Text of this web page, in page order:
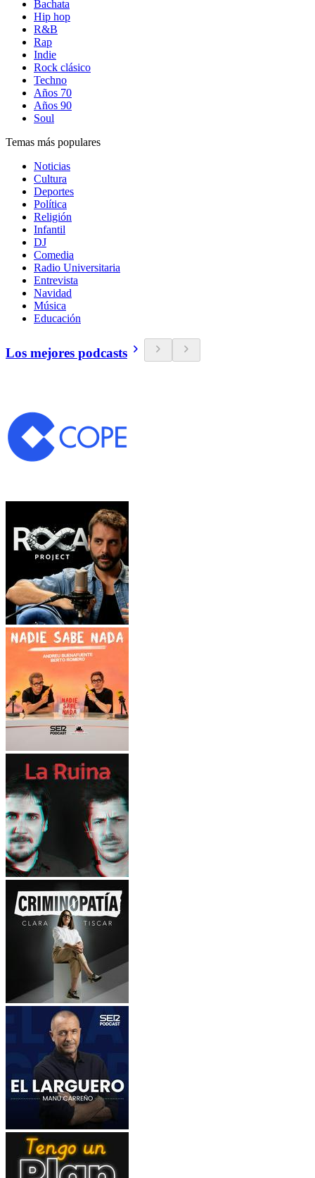
Bachata
Hip hop
R&B
Rap
Indie
Rock clásico
Techno
Años 70
Años 90
Soul
Temas más populares
Noticias
Cultura
Deportes
Política
Religión
Infantil
DJ
Comedia
Radio Universitaria
Entrevista
Navidad
Música
Educación
Los mejores podcasts